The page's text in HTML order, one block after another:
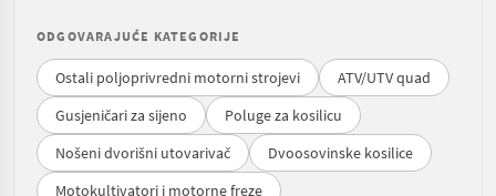
ODGOVARAJUĆE KATEGORIJE
Ostali poljoprivredni motorni strojevi
ATV/UTV quad
Gusjeničari za sijeno
Poluge za kosilicu
Nošeni dvorišni utovarivač
Dvoosovinske kosilice
Motokultivatori i motorne freze